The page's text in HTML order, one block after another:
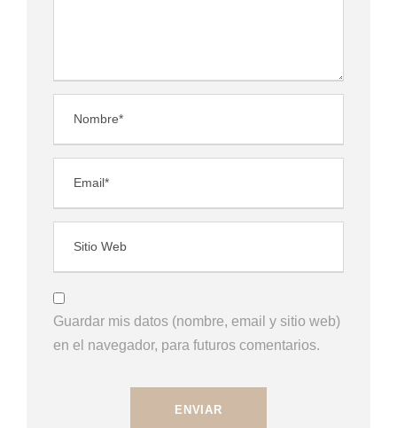
Guardar mis datos (nombre, email y sitio web)
en el navegador, para futuros comentarios.